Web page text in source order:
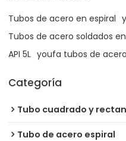
Tubos de acero en espiral
Tubos de acero soldados
API 5L youfa tubos de acero
Categoría
Tubo cuadrado y
Tubo de acero espiral